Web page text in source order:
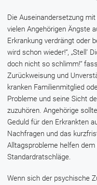
Die Auseinandersetzung
vielen Angehörigen Ängste
Erkrankung verdrängt oder
wird schon wieder!“, „Stell’
doch nicht so schlimm!“
Zurückweisung und
kranken Familienmitglied
Probleme und seine Sicht
zuzuhören. Angehörige
Geduld für den Erkrankten
Nachfragen und das
Alltagsprobleme helfen
Standardratschläge.
Wenn sich der psychische